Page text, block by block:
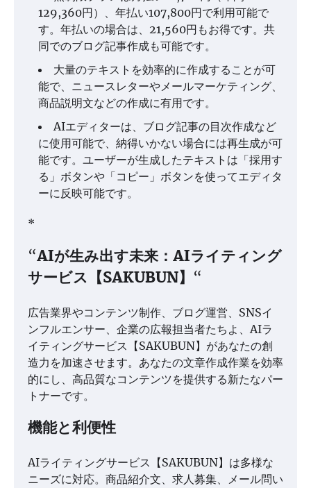
129,360円）、年払い107,800円で利用可能で
す。年払いの場合は、21,560円もお得です。共
同でのブログ記事作成も可能です。
大量のテキストを効率的に作成することが可
能で、ニュースレターやメールマーケティング、
商品説明文などの作成に有用です。
AIエディターは、ブログ記事の目次作成など
に使用可能で、納得いかない場合には再生成が可
能です。ユーザーが生成したテキストは「採用す
る」ボタンや「コピー」ボタンを使ってエディタ
ーに反映可能です。
*
“AIが生み出す未来：AIライティング
サービス【SAKUBUN】 “
広告業界やコンテンツ制作、ブログ運営、SNSイ
ンフルエンサー、企業の広報担当者たちよ、AIラ
イティングサービス【SAKUBUN】があなたの創
造力を加速させます。あなたの文章作成作業を効率
的にし、高品質なコンテンツを提供する新たなパー
トナーです。
機能と利便性
AIライティングサービス【SAKUBUN】は多様な
ニーズに対応。商品紹介文、求人募集、メール問い